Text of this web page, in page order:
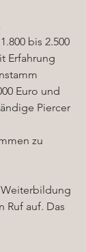
bis 2.500
Erfahrung
Euro und
Piercer
zu
Ruf auf. Das